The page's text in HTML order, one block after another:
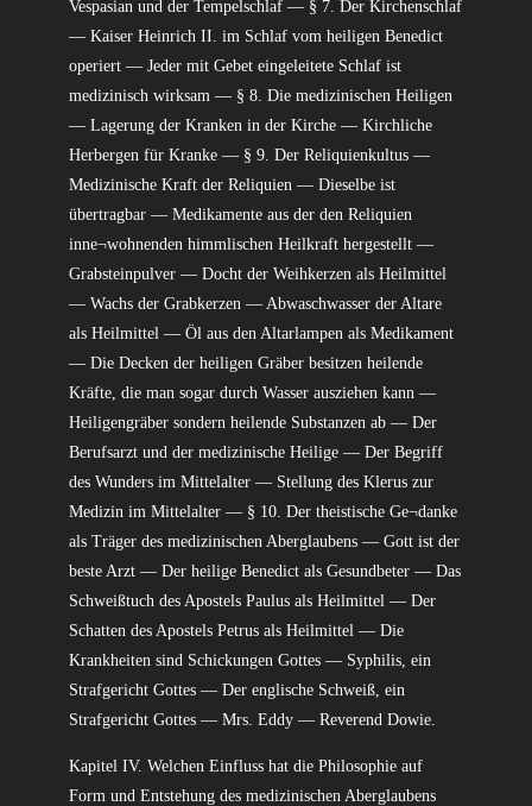
Vespasian und der Tempelschlaf — § 7. Der Kirchenschlaf
— Kaiser Heinrich II. im Schlaf vom heiligen Benedict
operiert — Jeder mit Gebet eingeleitete Schlaf ist
medizinisch wirksam — § 8. Die medizinischen Heiligen
— Lagerung der Kranken in der Kirche — Kirchliche
Herbergen für Kranke — § 9. Der Reliquienkultus —
Medizinische Kraft der Reliquien — Dieselbe ist
übertragbar — Medikamente aus der den Reliquien
inne¬wohnenden himmlischen Heilkraft hergestellt —
Grabsteinpulver — Docht der Weihkerzen als Heilmittel
— Wachs der Grabkerzen — Abwaschwasser der Altare
als Heilmittel — Öl aus den Altarlampen als Medikament
— Die Decken der heiligen Gräber besitzen heilende
Kräfte, die man sogar durch Wasser ausziehen kann —
Heiligengräber sondern heilende Substanzen ab — Der
Berufsarzt und der medizinische Heilige — Der Begriff
des Wunders im Mittelalter — Stellung des Klerus zur
Medizin im Mittelalter — § 10. Der theistische Ge¬danke
als Träger des medizinischen Aberglaubens — Gott ist der
beste Arzt — Der heilige Benedict als Gesundbeter — Das
Schweißtuch des Apostels Paulus als Heilmittel — Der
Schatten des Apostels Petrus als Heilmittel — Die
Krankheiten sind Schickungen Gottes — Syphilis, ein
Strafgericht Gottes — Der englische Schweiß, ein
Strafgericht Gottes — Mrs. Eddy — Reverend Dowie.
Kapitel IV. Welchen Einfluss hat die Philosophie auf
Form und Entstehung des medizinischen Aberglaubens